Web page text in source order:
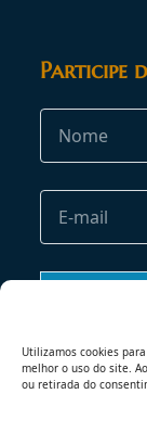
Utilizamos cookies
melhor o uso do site.
ou retirada do
Participe